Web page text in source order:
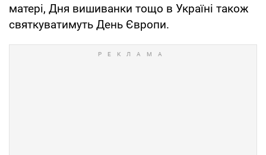
матері, Дня вишиванки тощо в Україні також
святкуватимуть День Європи.